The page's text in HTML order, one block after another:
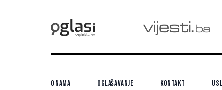
O nama Oglašavanje Kontakt